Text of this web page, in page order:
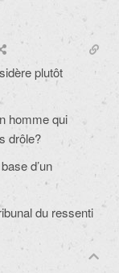
plutôt
homme qui
drôle?
d’un
du ressenti